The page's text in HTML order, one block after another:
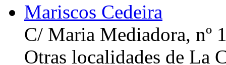
Mariscos Cedeira
C/ Maria Mediadora, nº
Otras localidades de La